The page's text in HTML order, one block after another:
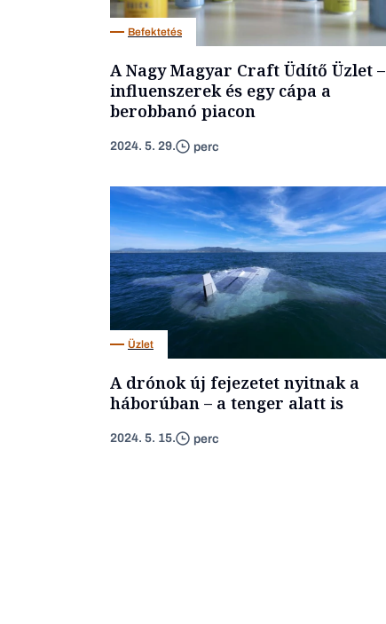
Befektetés
A Nagy Magyar Craft Üdítő Üzlet –
influenszerek és egy cápa a
berobbanó piacon
2024. 5. 29. perc
Üzlet
A drónok új fejezetet nyitnak a
háborúban – a tenger alatt is
2024. 5. 15. perc